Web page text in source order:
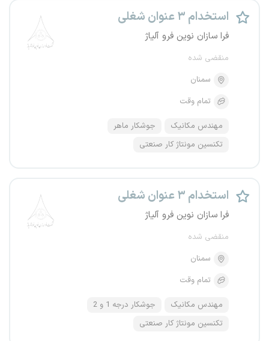
استخدام ۳ عنوان شغلی
فرا سازان نوین فرو آلیاژ
منقضی شده
سمنان
تمام وقت
مهندس مکانیک
جوشکار ماهر
تکنسین مونتاژ کار صنعتی
استخدام ۳ عنوان شغلی
فرا سازان نوین فرو آلیاژ
منقضی شده
سمنان
تمام وقت
مهندس مکانیک
جوشکار درجه 1 و 2
تکنسین مونتاژ کار صنعتی